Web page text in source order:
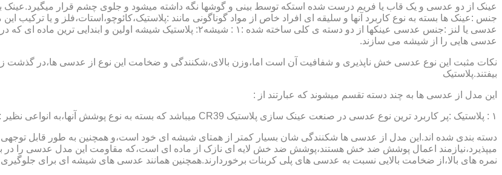
عینک از دو عدسی و یک قاب یا فریم درست شده استکه توسط بینی و گوشها نگه داشته میشود و جلوی چشم قرار میگیرد.عینک با
جنس :عینک ها بسته به نوع کاربرد آنها و سلیقه ای افراد خاص از مواد گوناگونی مانند :پلاستیک،کائوچو،استات،فلز و یا ترکیب
عدسی یا لنز :جنس عدسی عینکها از دو دسته ی کلی ساخته شده :۱ : شیشه۲:
عدسی هایی را از شیشه می سازند.
نکات مثبت این نوع عدسی خش ناپذیری و شفافیت آن است اما،وزن بالای،شکنندگی و ضخامت این نوع از عدسی ها،در گذشت
بیفتند.پلاستیک
این مدل از عدسی ها به چند دسته تقسم میشوند که عبارتند از :
۱ : پلاستیک :پر کاربرد ترین نوع عدسی در صنعت عینک سازی پلاستیک CR39 میباشد که بسته به نوع پوشش آنها،به انواعی نظیر : پلاستیک ساده،پلاستیک آنتی رفلکس،پلاستیک ضد خش،پلاستیک آب گریز و …..
دسته بندی شده اند.این مدل از عدسی ها شکنندگی شان بسیار کمتر از همتای شیشه ای خود است،و همچنین به طور قابل
میپذیرد،نیازمند اعمال پوشش ضد خش هستند،پوشش ضد خش لایه ای نازک از ماده ای است،که مقاومت این مدل عدسی را
نمره های بالا،از ضخامت بالایی نسبت به عدسی های پلی کربنات برخوردارند.همچنین همانند عدسی های شیشه ای برای